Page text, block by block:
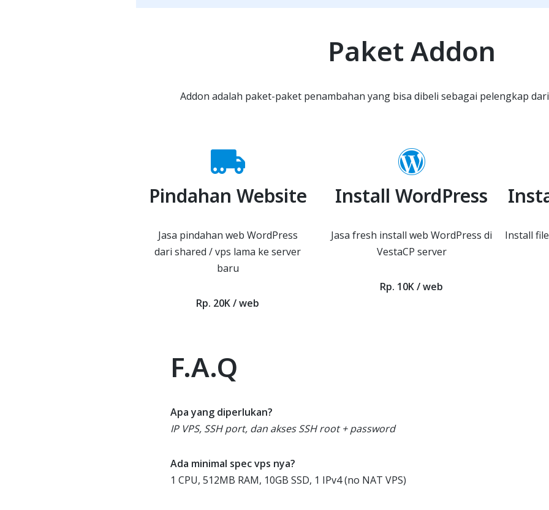
Paket Addon
Addon adalah paket-paket penambahan yang bisa dibeli sebagai pelengkap
Pindahan Website
Jasa pindahan web WordPress
dari shared / vps lama ke server
baru
Rp. 20K / web
Install WordPress
Jasa fresh install web WordPress di
VestaCP server
Rp. 10K / web
Install
F.A.Q
Apa yang diperlukan?
IP VPS, SSH port, dan akses SSH root + password
Ada minimal spec vps nya?
1 CPU, 512MB RAM, 10GB SSD, 1 IPv4 (no NAT VPS)